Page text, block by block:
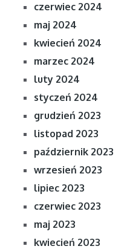
czerwiec 2024
maj 2024
kwiecień 2024
marzec 2024
luty 2024
styczeń 2024
grudzień 2023
listopad 2023
październik 2023
wrzesień 2023
lipiec 2023
czerwiec 2023
maj 2023
kwiecień 2023